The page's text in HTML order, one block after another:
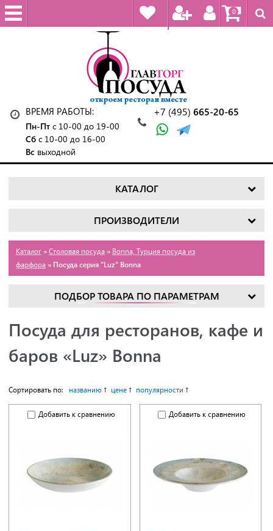
0
ВРЕМЯ РАБОТЫ:
Пн-Пт с 10-00 до 19-00
Сб с 10-00 до 16-00
Вс выходной
+7 (495) 665-20-65
КАТАЛОГ
ПРОИЗВОДИТЕЛИ
Каталог » Столовая посуда » Bonna, Турция посуда из
фарфора » Посуда серия "Luz" Bonna
ПОДБОР ТОВАРА ПО ПАРАМЕТРАМ
Посуда для ресторанов, кафе и
баров «Luz» Bonna
Сортировать по: названию цене популярности
Добавить к сравнению Добавить к сравнению